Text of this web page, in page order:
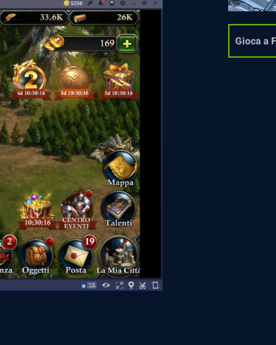
Gioca a